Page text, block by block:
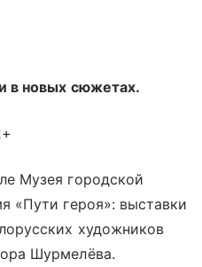
в новых сюжетах.
Музея городской
«Пути героя»: выставки
художников
Шурмелëва.